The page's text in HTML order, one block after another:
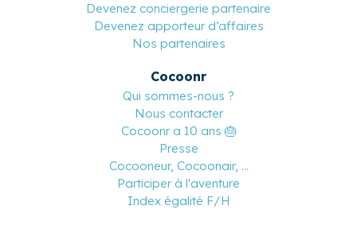
Devenez conciergerie partenaire
Devenez apporteur d’affaires
Nos partenaires
Cocoonr
Qui sommes-nous ?
Nous contacter
Cocoonr a 10 ans 🎂
Presse
Cocooneur, Cocoonair, ...
Participer à l'aventure
Index égalité F/H